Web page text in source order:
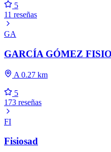
5
11 reseñas
GA
GARCÍA GÓMEZ
A 0.27 km
5
173 reseñas
FI
Fisiosad